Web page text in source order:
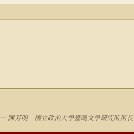
— 陳芳明 國立政治大學臺灣文學研究所所長